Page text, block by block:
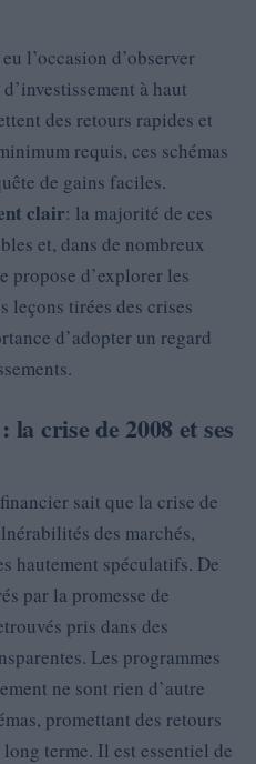
l’occasion d’observer
à haut
des retours rapides et
requis, ces schémas
de gains faciles.
clair: la majorité de ces
et, dans de nombreux
propose d’explorer les
leçons tirées des crises
d’adopter un regard
crise de 2008 et ses
sait que la crise de
des marchés,
hautement spéculatifs. De
par la promesse de
pris dans des
Les programmes
ne sont rien d’autre
promettant des retours
terme. Il est essentiel de